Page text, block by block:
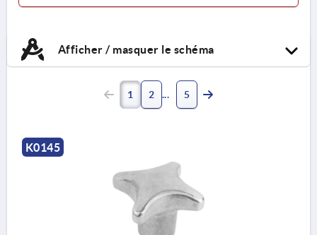
Afficher / masquer le schéma
1 2 5
K0145